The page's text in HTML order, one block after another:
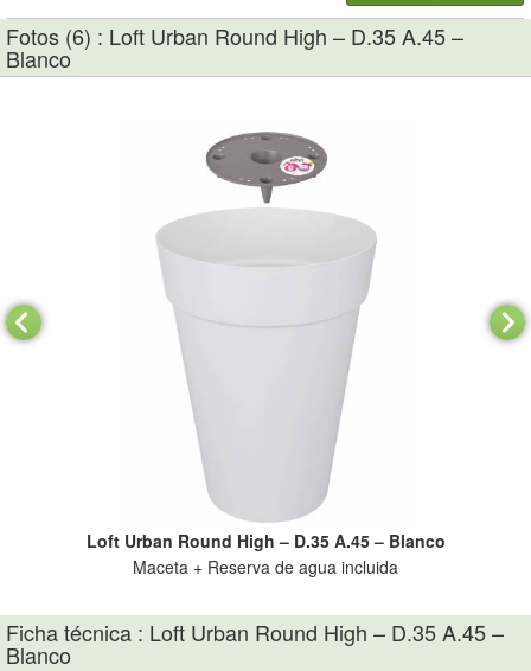
Fotos (6) : Loft Urban Round High – D.35 A.45 –
Blanco
Loft Urban Round High – D.35 A.45 – Blanco
Maceta + Reserva de agua incluida
Ficha técnica : Loft Urban Round High – D.35 A.45 –
Blanco